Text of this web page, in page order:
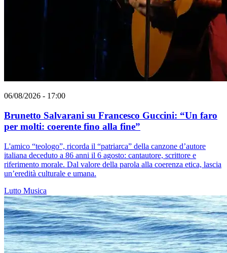
06/08/2026 - 17:00
Brunetto Salvarani su Francesco Guccini: “Un faro
per molti: coerente fino alla fine”
L'amico “teologo”, ricorda il “patriarca” della canzone d’autore
italiana deceduto a 86 anni il 6 agosto: cantautore, scrittore e
riferimento morale. Dal valore della parola alla coerenza etica, lascia
un’eredità culturale e umana.
Lutto Musica